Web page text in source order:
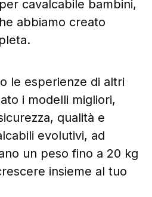
per cavalcabile bambini,
abbiamo creato
le esperienze di altri
i modelli migliori,
qualità e
evolutivi, ad
un peso fino a 20 kg
insieme al tuo